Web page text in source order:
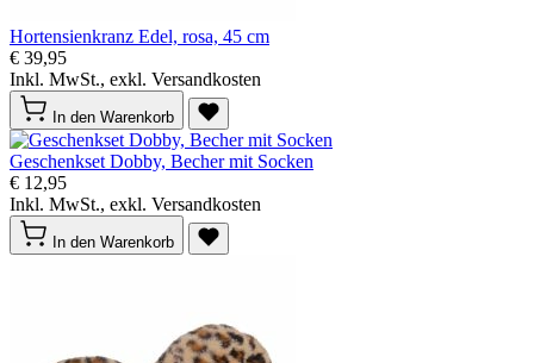
Hortensienkranz Edel, rosa, 45 cm
€ 39,95
Inkl. MwSt., exkl. Versandkosten
In den Warenkorb
Geschenkset Dobby, Becher mit Socken
€ 12,95
Inkl. MwSt., exkl. Versandkosten
In den Warenkorb